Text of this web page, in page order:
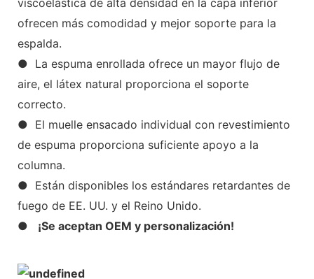
ofrecen más comodidad y mejor soporte para la
espalda.
● La espuma enrollada ofrece un mayor flujo de
aire, el látex natural proporciona el soporte
correcto.
● El muelle ensacado individual con revestimiento
de espuma proporciona suficiente apoyo a la
columna.
● Están disponibles los estándares retardantes de
fuego de EE. UU. y el Reino Unido.
●
¡Se aceptan OEM y personalización!